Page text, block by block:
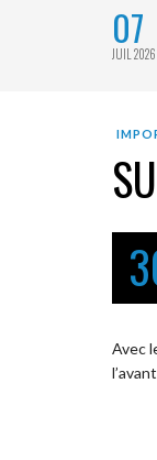
07
JUIL 2026
Avec